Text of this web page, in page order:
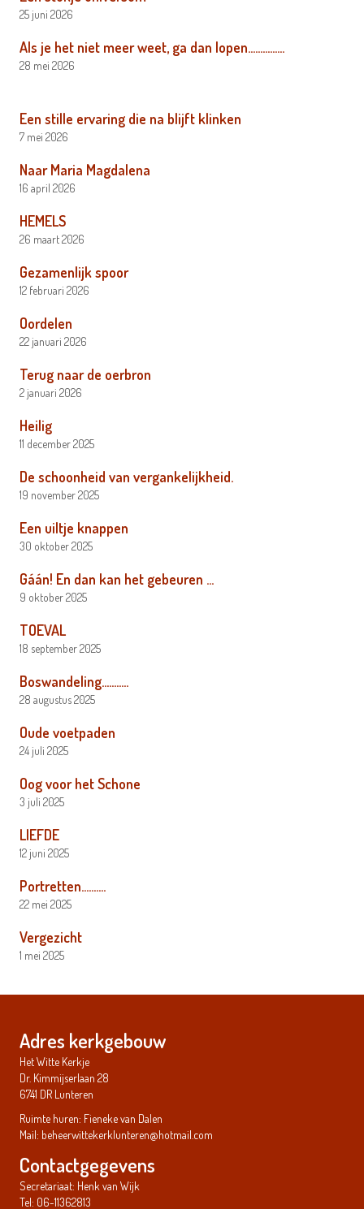
25 juni 2026
Als je het niet meer weet, ga dan lopen……………
28 mei 2026
Een stille ervaring die na blijft klinken
7 mei 2026
Naar Maria Magdalena
16 april 2026
HEMELS
26 maart 2026
Gezamenlijk spoor
12 februari 2026
Oordelen
22 januari 2026
Terug naar de oerbron
2 januari 2026
Heilig
11 december 2025
De schoonheid van vergankelijkheid.
19 november 2025
Een uiltje knappen
30 oktober 2025
Gáán! En dan kan het gebeuren …
9 oktober 2025
TOEVAL
18 september 2025
Boswandeling………..
28 augustus 2025
Oude voetpaden
24 juli 2025
Oog voor het Schone
3 juli 2025
LIEFDE
12 juni 2025
Portretten……….
22 mei 2025
Vergezicht
1 mei 2025
Adres kerkgebouw
Het Witte Kerkje
Dr. Kimmijserlaan 28
6741 DR Lunteren
Ruimte huren: Fieneke van Dalen
Mail: beheerwittekerklunteren@hotmail.com
Contactgegevens
Secretariaat: Henk van Wijk
Tel: 06-11362813